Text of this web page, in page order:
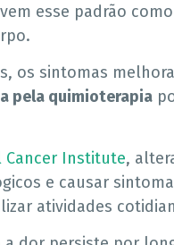
esse padrão
os sintomas
pela quimioterapia
Cancer Institute,
e causar
atividades